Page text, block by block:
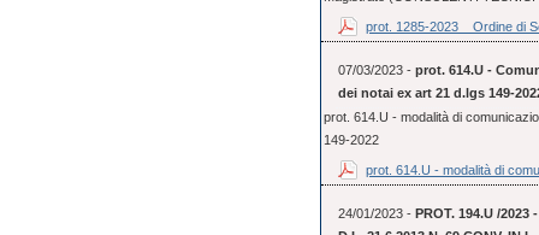
prot. 1285-2023 _ Ordine di
07/03/2023 - prot. 614.U -
dei notai ex art 21 d.lgs 149-
prot. 614.U - modalità di
149-2022
prot. 614.U - modalità di
24/01/2023 - PROT. 194.U /2023